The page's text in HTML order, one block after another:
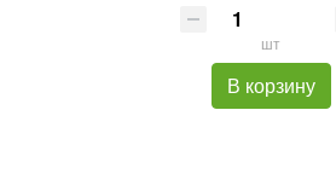
шт
В корзину